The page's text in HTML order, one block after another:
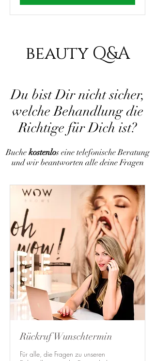
beauty Q&A
Du bist Dir nicht sicher,
welche Behandlung die
Richtige für Dich ist?
Buchekostenlos eine telefonische Beratung
und wir beantworten alle deine Fragen
Rückruf Wunschtermin
Für alle, die Fragen zu unseren